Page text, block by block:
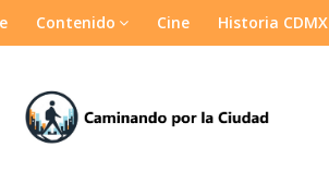
Contenido Cine Historia CDMX